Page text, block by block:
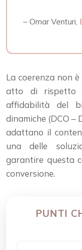
– Omar Venturi,
La coerenza non
atto di rispetto
affidabilità del
dinamiche (DCO –
adattano il
una delle
garantire questa
conversione.
PUNTI